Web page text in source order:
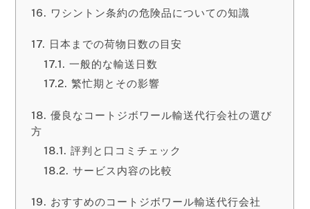
ワシントン条約の危険品についての知識
日本までの荷物日数の目安
一般的な輸送日数
繁忙期とその影響
優良なコートジボワール輸送代行会社の選び
方
評判と口コミチェック
サービス内容の比較
おすすめのコートジボワール輸送代行会社